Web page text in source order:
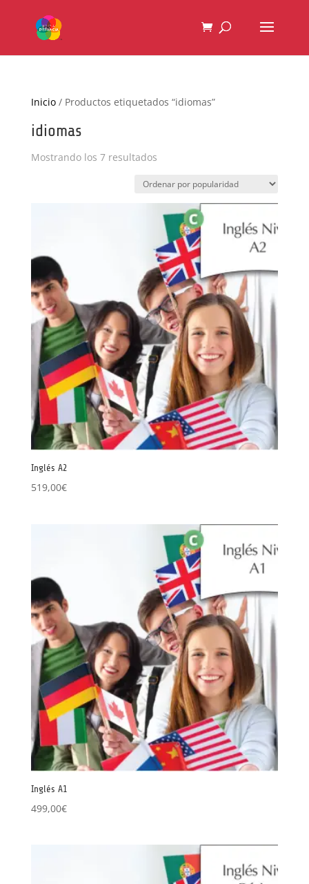
Inicio/ Productos etiquetados “idiomas”
idiomas
Mostrando los 7 resultadosOrdenado
popularidad
Inglés A2
519,00€
Inglés A1
499,00€